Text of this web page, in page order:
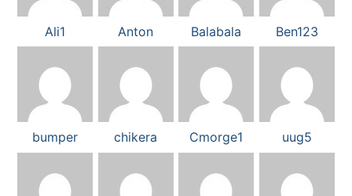
Ali1 Anton Balabala Ben123
bumper chikera Cmorge1 uug5